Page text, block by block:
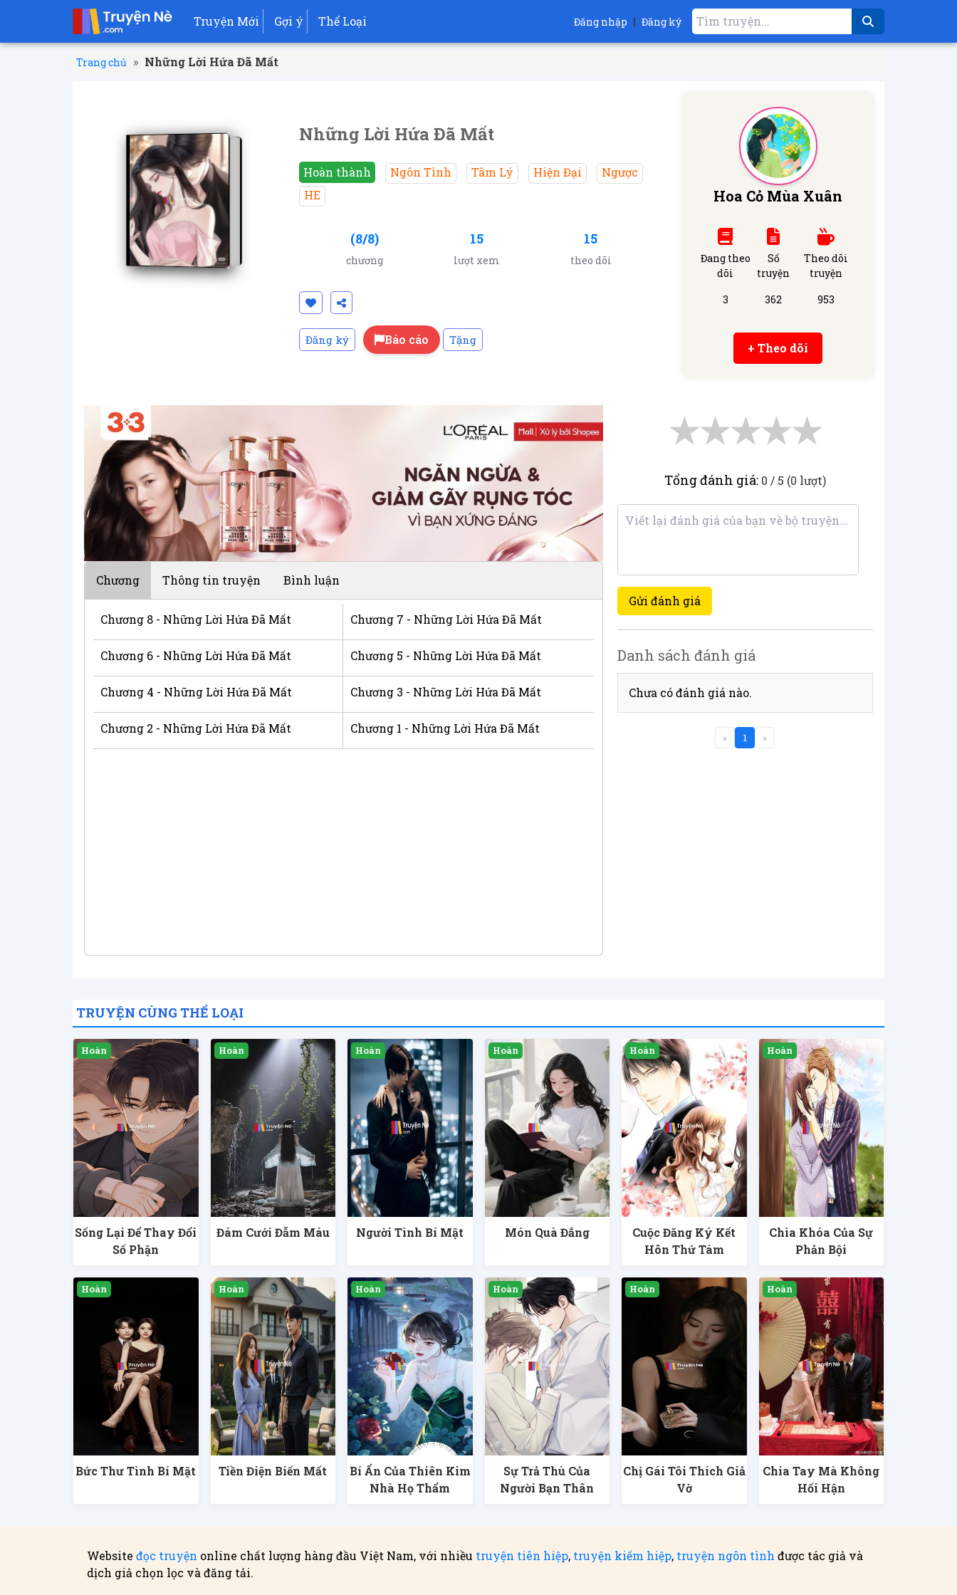
Truyện Mới Gợi ý Thể Loại Đăng nhập | Đăng ký
Trang chủ » Những Lời Hứa Đã Mất
Những Lời Hứa Đã Mất
Hoàn thành Ngôn Tình Tâm Lý Hiện Đại
Ngược
HE
(8/8)
chương
15
lượt xem
15
theo dõi
Đăng ký Báo cáo Tặng
Hoa Cỏ Mùa Xuân
Đang theo
dõi
3
Số
truyện
362
Theo dõi
truyện
953
+ Theo dõi
Chương Thông tin truyện Bình luận
Chương 8 - Những Lời Hứa Đã Mất Chương 7 - Những Lời Hứa Đã Mất
Chương 6 - Những Lời Hứa Đã Mất Chương 5 - Những Lời Hứa Đã Mất
Chương 4 - Những Lời Hứa Đã Mất Chương 3 - Những Lời Hứa Đã Mất
Chương 2 - Những Lời Hứa Đã Mất Chương 1 - Những Lời Hứa Đã Mất
★
★
★
★
★
Tổng đánh giá: 0 / 5 (0 lượt)
Gửi đánh giá
Danh sách đánh giá
Chưa có đánh giá nào.
« 1 »
TRUYỆN CÙNG THỂ LOẠI
Sống Lại Để Thay Đổi
Số Phận
Đám Cưới Đẫm Máu Người Tình Bí Mật Món Quà Đắng
Cuộc Đăng Ký Kết
Hôn Thứ Tám
Chìa Khóa Của Sự
Phản Bội
Bức Thư Tình Bí Mật Tiền Điện Biến Mất
Bí Ẩn Của Thiên Kim
Nhà Họ Thẩm
Sự Trả Thù Của
Người Bạn Thân
Chị Gái Tôi Thích Giả
Vờ
Chia Tay Mà Không
Hối Hận
Website đọc truyện online chất lượng hàng đầu Việt Nam, với nhiều truyện tiên hiệp, truyện kiếm hiệp, truyện ngôn tình được tác giả và
dịch giả chọn lọc và đăng tải.